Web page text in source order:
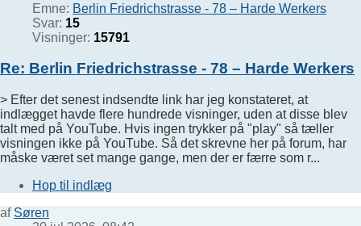
Emne: Berlin Friedrichstrasse - 78 – Harde Werkers
Svar: 15
Visninger: 15791
Re: Berlin Friedrichstrasse - 78 – Harde Werkers
> Efter det senest indsendte link har jeg konstateret, at
indlægget havde flere hundrede visninger, uden at disse blev
talt med på YouTube. Hvis ingen trykker på "play" så tæller
visningen ikke på YouTube. Så det skrevne her på forum, har
måske været set mange gange, men der er færre som r...
Hop til indlæg
af Søren